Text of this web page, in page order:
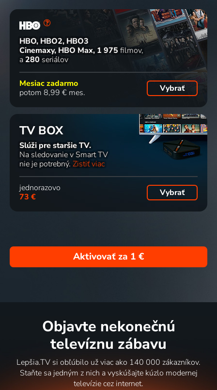
HBO, HBO2, HBO3
Cinemaxy, HBO Max 1 975 filmov
a 280 seriálov
Mesiac zadarmo
potom 8,99 € mes.
Vybrať
TV BOX
Slúži pre staršie TV.
Na sledovanie v Smart TV
nie je potrebný. Zistiť viac
jednorazovo
73 €
Vybrať
Aktivovať za 1 €
Objavte nekonečnú
televíznu zábavu
Lepšia.TV si obľúbilo už viac ako 140 000 zákazníkov.
Staňte sa jedným z nich a vyskúšajte kúzlo modernej
televízie cez internet.